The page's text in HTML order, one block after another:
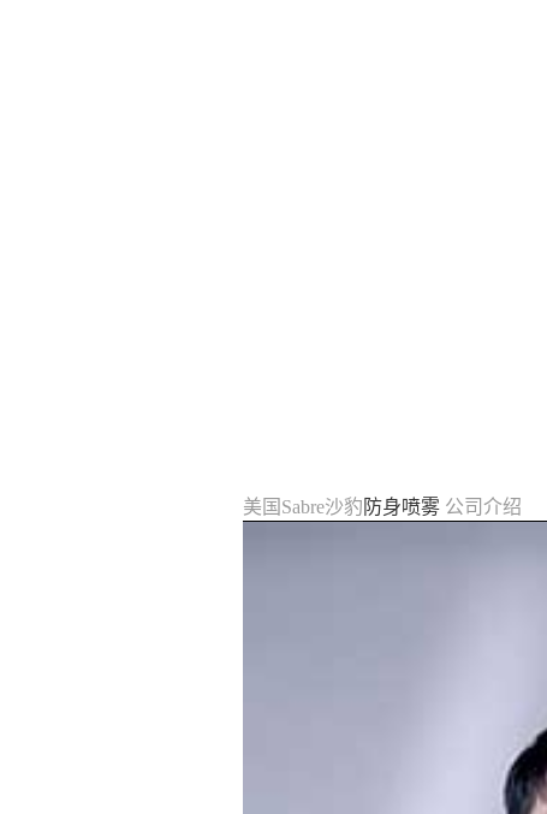
美国Sabre沙豹 防身喷雾公司介绍